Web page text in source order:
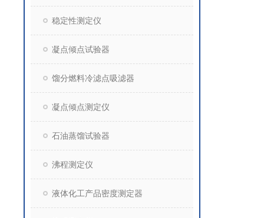
稳定性测定仪
凝点倾点试验器
馏分燃料冷滤点吸滤器
凝点倾点测定仪
石油蒸馏试验器
沸程测定仪
液体化工产品密度测定器